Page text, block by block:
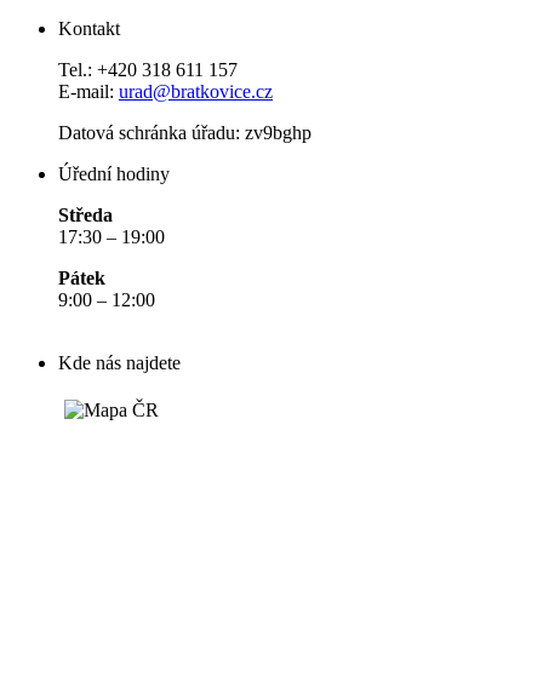
Kontakt
Tel.: +420 318 611 157
E-mail: urad@bratkovice.cz
Datová schránka úřadu: zv9bghp
Úřední hodiny
Středa
17:30 – 19:00
Pátek
9:00 – 12:00
Kde nás najdete